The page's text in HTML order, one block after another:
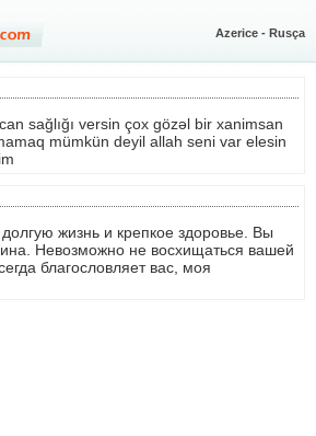
Azerice - Rusça
sağlığı versin çox gözəl bir xanimsan
mümkün deyil allah seni var elesin
жизнь и крепкое здоровье. Вы
Невозможно не восхищаться вашей
благословляет вас, моя